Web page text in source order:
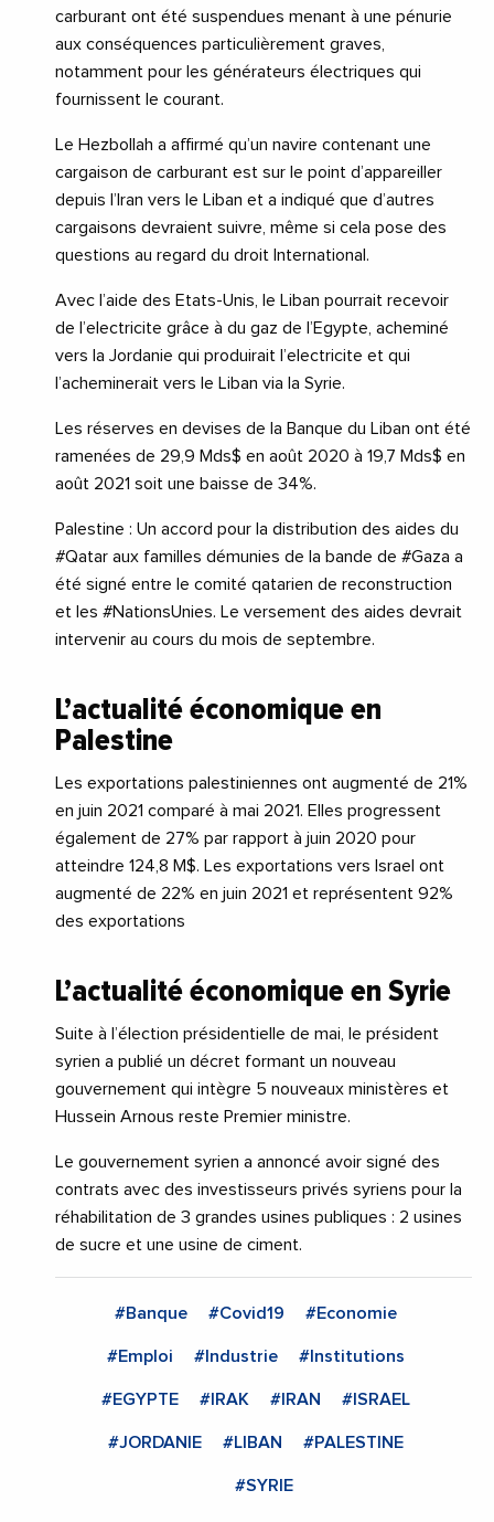
carburant ont été suspendues menant à une pénurie
aux conséquences particulièrement graves,
notamment pour les générateurs électriques qui
fournissent le courant.
Le Hezbollah a affirmé qu’un navire contenant une
cargaison de carburant est sur le point d’appareiller
depuis l’Iran vers le Liban et a indiqué que d’autres
cargaisons devraient suivre, même si cela pose des
questions au regard du droit International.
Avec l’aide des Etats-Unis, le Liban pourrait recevoir
de l’electricite grâce à du gaz de l’Egypte, acheminé
vers la Jordanie qui produirait l’electricite et qui
l’acheminerait vers le Liban via la Syrie.
Les réserves en devises de la Banque du Liban ont été
ramenées de 29,9 Mds$ en août 2020 à 19,7 Mds$ en
août 2021 soit une baisse de 34%.
Palestine : Un accord pour la distribution des aides du
#Qatar aux familles démunies de la bande de #Gaza a
été signé entre le comité qatarien de reconstruction
et les #NationsUnies. Le versement des aides devrait
intervenir au cours du mois de septembre.
L’actualité économique en
Palestine
Les exportations palestiniennes ont augmenté de 21%
en juin 2021 comparé à mai 2021. Elles progressent
également de 27% par rapport à juin 2020 pour
atteindre 124,8 M$. Les exportations vers Israel ont
augmenté de 22% en juin 2021 et représentent 92%
des exportations
L’actualité économique en Syrie
Suite à l’élection présidentielle de mai, le président
syrien a publié un décret formant un nouveau
gouvernement qui intègre 5 nouveaux ministères et
Hussein Arnous reste Premier ministre.
Le gouvernement syrien a annoncé avoir signé des
contrats avec des investisseurs privés syriens pour la
réhabilitation de 3 grandes usines publiques : 2 usines
de sucre et une usine de ciment.
#Banque #Covid19 #Economie
#Emploi #Industrie #Institutions
#EGYPTE #IRAK #IRAN #ISRAEL
#JORDANIE #LIBAN #PALESTINE
#SYRIE